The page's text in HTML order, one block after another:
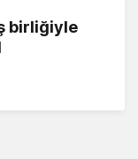
birliğiyle